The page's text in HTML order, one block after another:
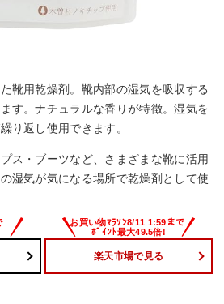
靴用乾燥剤。靴内部の湿気を吸収する
す。ナチュラルな香りが特徴。湿気を
り返し使用できます。
ス・ブーツなど、さまざまな靴に活用
湿気が気になる場所で乾燥剤として使
楽天市場で見る